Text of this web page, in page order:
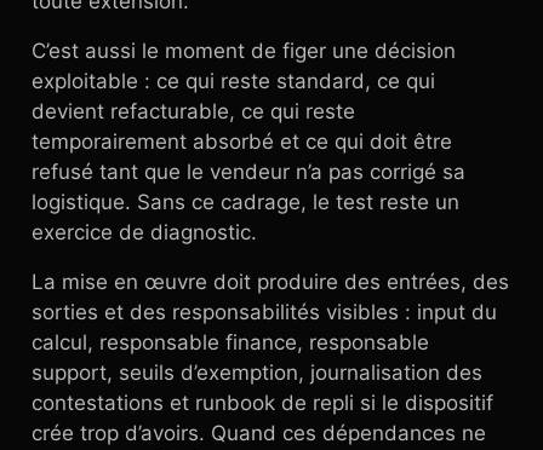
C’est aussi le moment de figer une décision
exploitable : ce qui reste standard, ce qui
devient refacturable, ce qui reste
temporairement absorbé et ce qui doit être
refusé tant que le vendeur n’a pas corrigé sa
logistique. Sans ce cadrage, le test reste un
exercice de diagnostic.
La mise en œuvre doit produire des entrées, des
sorties et des responsabilités visibles : input du
calcul, responsable finance, responsable
support, seuils d’exemption, journalisation des
contestations et runbook de repli si le dispositif
crée trop d’avoirs. Quand ces dépendances ne